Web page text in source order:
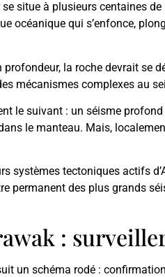
situe à plusieurs centaines
océanique qui s’enfonce,
la roche devrait se
mécanismes complexes au
le suivant : un séisme
le manteau. Mais,
systèmes tectoniques actifs
permanent des plus grands
:
un schéma rodé :